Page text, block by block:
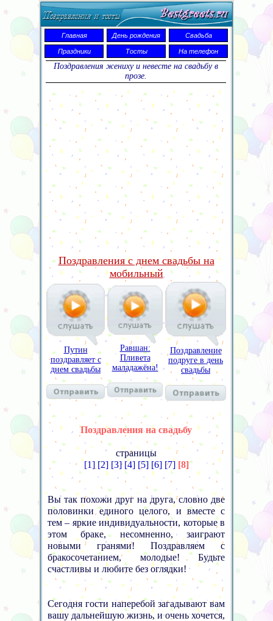
Главная День рождения Свадьба
Праздники Тосты На телефон
Поздравления жениху и невесте на свадьбу в
прозе.
Поздравления с днем свадьбы на
мобильный
Путин
поздравляет с
днем свадьбы
Равшан:
Пливета
маладажёна!
Поздравление
подруге в день
свадьбы
Поздравления на свадьбу
страницы
[1] [2] [3] [4] [5] [6] [7] [8]
Вы так похожи друг на друга, словно две
половинки единого целого, и вместе с
тем – яркие индивидуальности, которые в
этом браке, несомненно, заиграют
новыми гранями! Поздравляем с
бракосочетанием, молодые! Будьте
счастливы и любите без оглядки!
Сегодня гости наперебой загадывают вам
вашу дальнейшую жизнь, и очень хочется,